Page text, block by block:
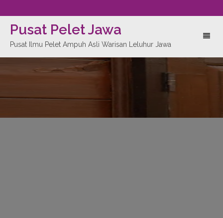
Pusat Pelet Jawa
Pusat Ilmu Pelet Ampuh Asli Warisan Leluhur Jawa